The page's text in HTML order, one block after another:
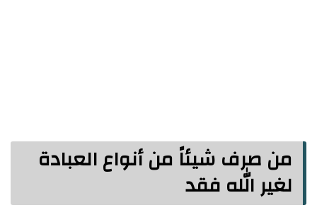
من صرف شيئاً من أنواع العبادة
لغير الله فقد